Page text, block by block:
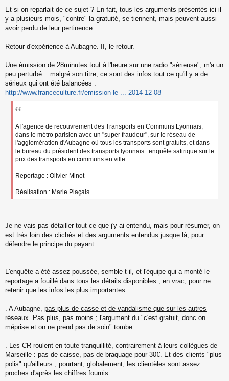
e
s
s
e
o
n
l
u
Et si on reparlait de ce sujet ? En fait, tous les arguments présentés ici il
y a plusieurs mois, "contre" la gratuité, se tiennent, mais peuvent aussi
avoir perdu de leur pertinence...
Retour d'expérience à Aubagne. II, le retour.
Une émission de 28minutes tout à l'heure sur une radio "sérieuse", m'a un
peu perturbé... malgré son titre, ce sont des infos tout ce qu'il y a de
sérieux qui ont été balancées :
http://www.franceculture.fr/emission-le ... 2014-12-08
A l'agence de recouvrement des Transports en Communs Lyonnais,
dans le métro parisien avec un "super fraudeur", sur le réseau de
l'agglomération d'Aubagne où tous les transports sont gratuits, et dans
le bureau du président des transports lyonnais : enquête satirique sur le
prix des transports en communs en ville.
Reportage : Olivier Minot
Réalisation : Marie Plaçais
Je ne vais pas détailler tout ce que j'y ai entendu, mais pour résumer, on
est très loin des clichés et des arguments entendus jusque là, pour
défendre le principe du payant.
L'enquête a été assez poussée, semble t-il, et l'équipe qui a monté le
reportage a fouillé dans tous les détails disponibles ; en vrac, pour ne
retenir que les infos les plus importantes :
. A Aubagne, pas plus de casse et de vandalisme que sur les autres
réseaux. Pas plus, pas moins ; l'argument du "c'est gratuit, donc on
méprise et on ne prend pas de soin" tombe.
. Les CR roulent en toute tranquillité, contrairement à leurs collègues de
Marseille : pas de caisse, pas de braquage pour 30€. Et des clients "plus
polis" qu'ailleurs ; pourtant, globalement, les clientèles sont assez
proches d'après les chiffres fournis.